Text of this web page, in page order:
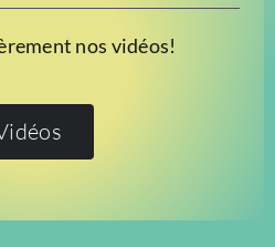
nos vidéos!